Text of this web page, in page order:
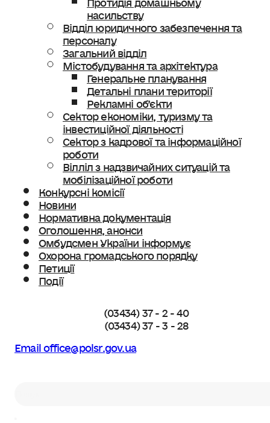
насильству
Відділ юридичного забезпечення та
персоналу
Загальний відділ
Містобудування та архітектура
Генеральне планування
Детальні плани території
Рекламні об’єкти
Сектор економіки, туризму та
інвестиційної діяльності
Сектор з кадрової та інформаційної
роботи
Вілліл з надзвичайних ситуацій та
мобілізаційної роботи
Конкурсні комісії
Новини
Нормативна документація
Оголошення, анонси
Омбудсмен України інформує
Охорона громадського порядку
Петиції
Події
(03434) 37 - 2 - 40
(03434) 37 - 3 - 28
Email office@polsr.gov.ua